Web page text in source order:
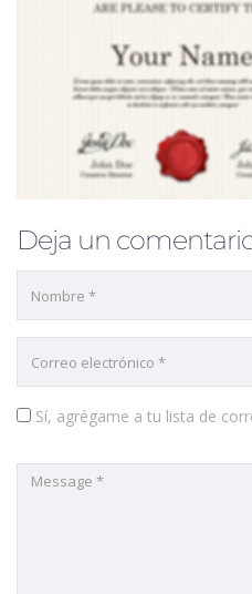
Deja un
Sí, agrégame a tu lista de